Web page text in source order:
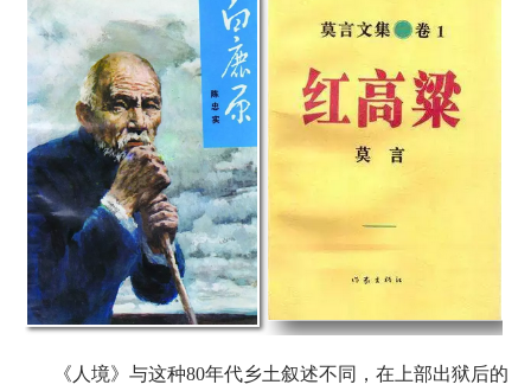
《人境》与这种80年代乡土叙述不同，在上部出狱后的